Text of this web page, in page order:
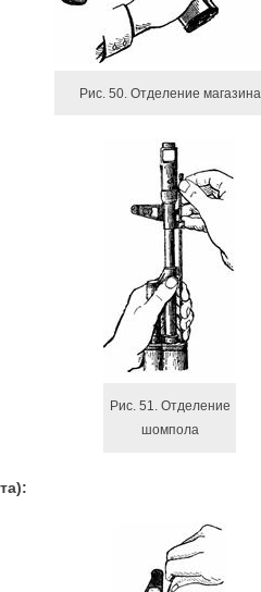
Рис. 50. Отделение магазина
Рис. 51. Отделение
шомпола